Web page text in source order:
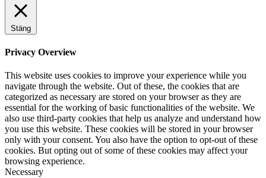
Stäng
Privacy Overview
This website uses cookies to improve your experience while you
navigate through the website. Out of these, the cookies that are
categorized as necessary are stored on your browser as they are
essential for the working of basic functionalities of the website. We
also use third-party cookies that help us analyze and understand how
you use this website. These cookies will be stored in your browser
only with your consent. You also have the option to opt-out of these
cookies. But opting out of some of these cookies may affect your
browsing experience.
Necessary